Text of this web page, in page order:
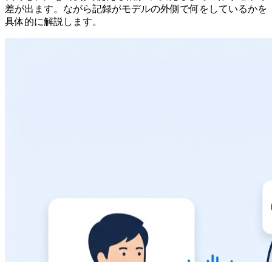
差が出ます。 ながら記録がモデルの外側で何を しているかを
具体的に解説します。